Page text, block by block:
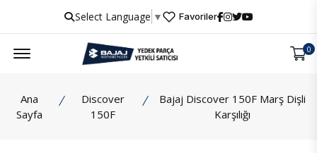
Select Language ▼ Favoriler
0
Ana
Sayfa
Discover
150F
Bajaj Discover 150F Marş Dişli
Karşılığı